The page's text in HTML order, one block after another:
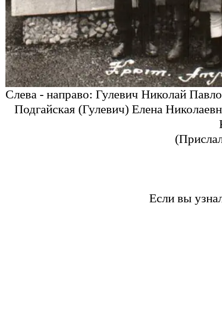
Слева - направо: Гулевич Николай
Подгайская (Гулевич) Елена
Если вы